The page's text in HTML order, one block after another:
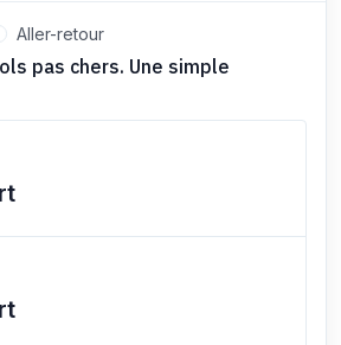
Aller-retour
pas chers. Une simple